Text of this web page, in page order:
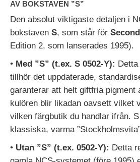
AV BOKSTAVEN ”S”
Den absolut viktigaste detaljen i
bokstaven S, som står för
Edition 2, som lanserades 1995).
• Med ”S” (t.ex. S 0502-Y):
tillhör det uppdaterade,
garanterar att helt giftfria pigment
kulören blir likadan oavsett vilket
vilken färgbutik du handlar ifrån.
klassiska, varma
• Utan ”S” (t.ex. 0502-Y): Detta